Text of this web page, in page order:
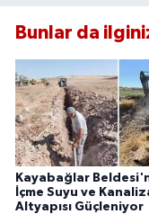
Bunlar da
Kayabağlar
İçme Suyu ve
Altyapısı Güçleniyor